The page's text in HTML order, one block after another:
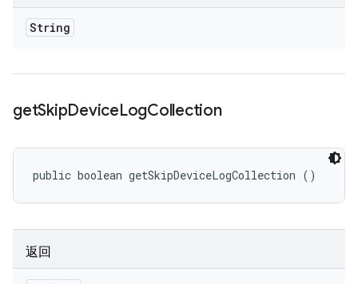
String
getSkipDeviceLogCollection
public boolean getSkipDeviceLogCollection ()
返回